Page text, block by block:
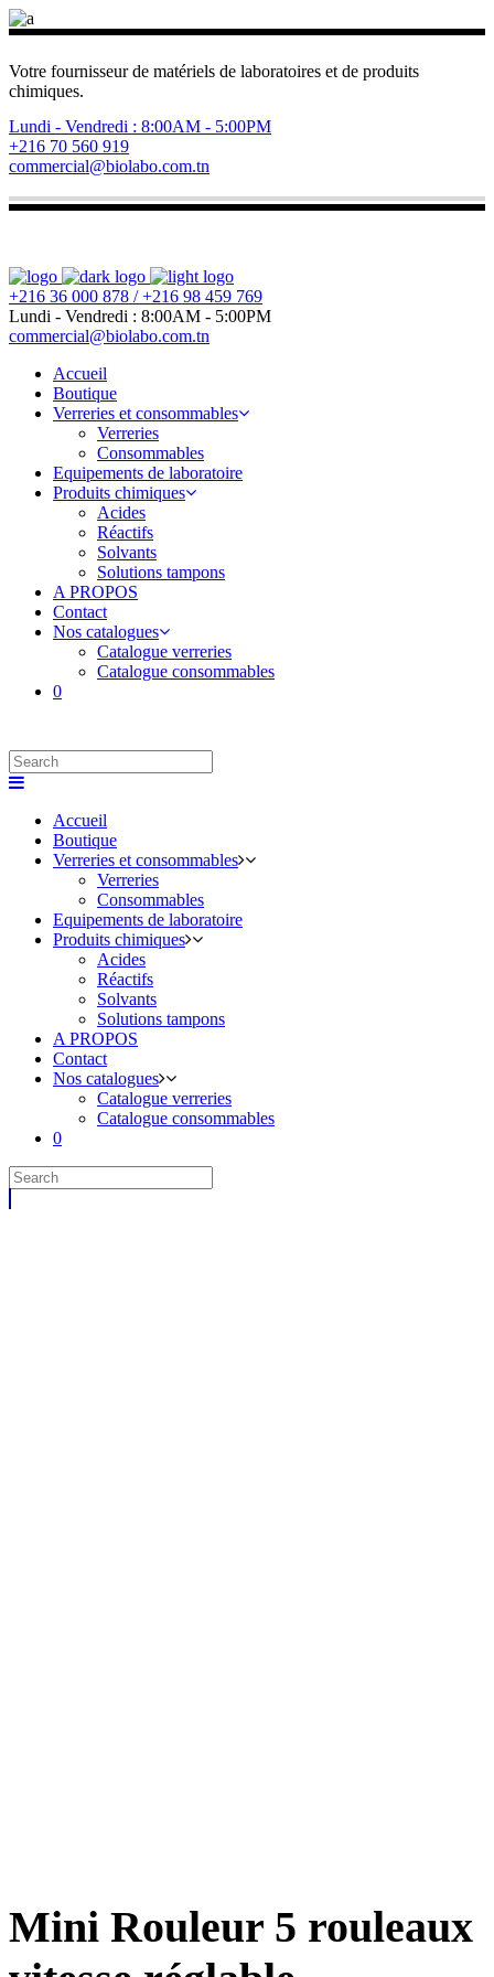
Votre fournisseur de matériels de laboratoires et de produits
chimiques.
Lundi - Vendredi : 8:00AM - 5:00PM
+216 70 560 919
commercial@biolabo.com.tn
+216 36 000 878 / +216 98 459 769
Lundi - Vendredi : 8:00AM - 5:00PM
commercial@biolabo.com.tn
Accueil
Boutique
Verreries et consommables
Verreries
Consommables
Equipements de laboratoire
Produits chimiques
Acides
Réactifs
Solvants
Solutions tampons
A PROPOS
Contact
Nos catalogues
Catalogue verreries
Catalogue consommables
0
Accueil
Boutique
Verreries et consommables
Verreries
Consommables
Equipements de laboratoire
Produits chimiques
Acides
Réactifs
Solvants
Solutions tampons
A PROPOS
Contact
Nos catalogues
Catalogue verreries
Catalogue consommables
0
Mini Rouleur 5 rouleaux